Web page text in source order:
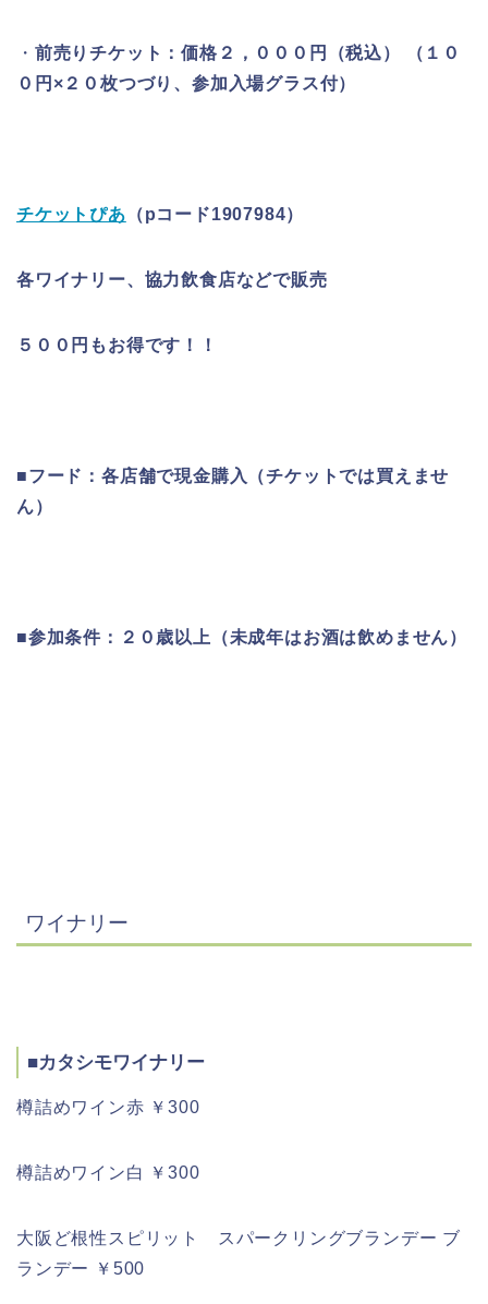
・ 前売りチケット：価格２，０００円（税込） （１０
０円×２０枚つづり、参加入場グラス付）
チケットぴあ （pコード1907984）
各ワイナリー、協力飲食店などで販売
５００円もお得です！！
■フード：各店舗で現金購入（チケットでは買えませ
ん）
■参加条件：２０歳以上（未成年はお酒は飲めません）
ワイナリー
■カタシモワイナリー
樽詰めワイン赤 ￥300
樽詰めワイン白 ￥300
大阪ど根性スピリット スパークリングブランデー ブ
ランデー ￥500